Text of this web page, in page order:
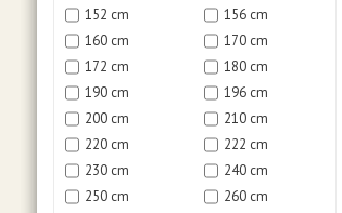
152 cm
156 cm
160 cm
170 cm
172 cm
180 cm
190 cm
196 cm
200 cm
210 cm
220 cm
222 cm
230 cm
240 cm
250 cm
260 cm